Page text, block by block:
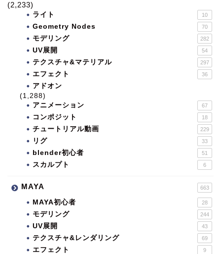
(2,233)
ライト 10
Geometry Nodes 70
モデリング 282
UV展開 54
テクスチャ&マテリアル 297
エフェクト 36
アドオン
(1,288)
アニメーション
67
コンポジット 18
チュートリアル動画 229
リグ 33
blender初心者 51
スカルプト 6
MAYA 663
MAYA初心者 28
モデリング 244
UV展開 43
テクスチャ&レンダリング 69
エフェクト 9